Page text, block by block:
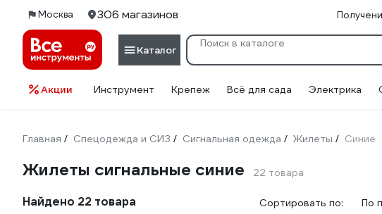
Москва 306 магазинов
Каталог
Акции Инструмент Крепеж Всё для сада Электрика
Главная / Спецодежда и СИЗ / Сигнальная одежда / Жилеты / Синие
Жилеты сигнальные синие 22 товара
Найдено 22 товара Сортировать по: По